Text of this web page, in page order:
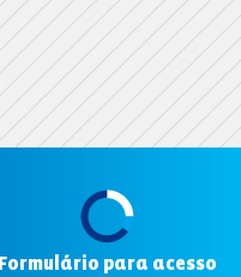
Formulário para acesso